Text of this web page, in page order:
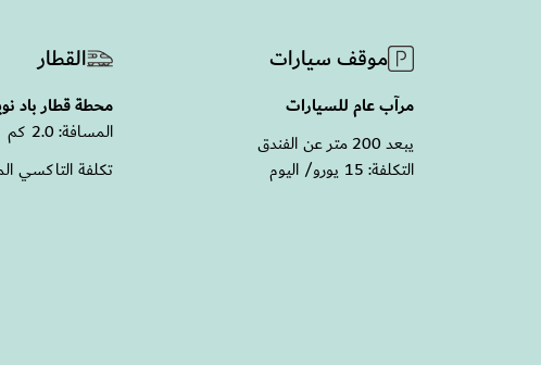
موقف سيارات
مرآب عام للسيارات
يبعد 200 متر عن الفندق
التكلفة: 15 يورو/ اليوم
القطار
محطة قطار باد
المسافة: 2.0 كم
تكلفة التاكسي المقدرة: 6 يورو